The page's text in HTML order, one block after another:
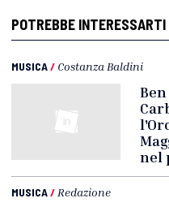
POTREBBE INTERESSARTI
MUSICA/ Costanza Baldini
nel
MUSICA/ Redazione